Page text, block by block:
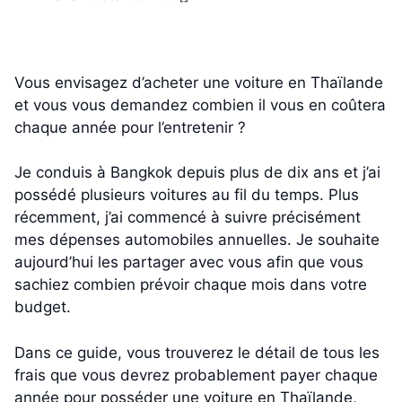
Vous envisagez d’acheter une voiture en Thaïlande
et vous vous demandez combien il vous en coûtera
chaque année pour l’entretenir ?
Je conduis à Bangkok depuis plus de dix ans et j’ai
possédé plusieurs voitures au fil du temps. Plus
récemment, j’ai commencé à suivre précisément
mes dépenses automobiles annuelles. Je souhaite
aujourd’hui les partager avec vous afin que vous
sachiez combien prévoir chaque mois dans votre
budget.
Dans ce guide, vous trouverez le détail de tous les
frais que vous devrez probablement payer chaque
année pour posséder une voiture en Thaïlande,